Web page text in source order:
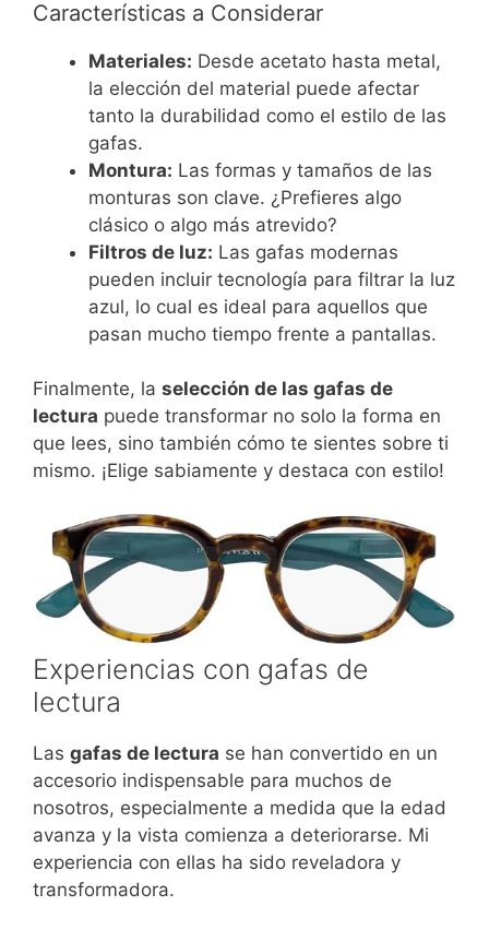
Características a Considerar
Materiales: Desde acetato hasta metal,
la elección del material puede afectar
tanto la durabilidad como el estilo de las
gafas.
Montura: Las formas y tamaños de las
monturas son clave. ¿Prefieres algo
clásico o algo más atrevido?
Filtros de luz: Las gafas modernas
pueden incluir tecnología para filtrar la luz
azul, lo cual es ideal para aquellos que
pasan mucho tiempo frente a pantallas.
Finalmente, la selección de las gafas de
lectura puede transformar no solo la forma en
que lees, sino también cómo te sientes sobre ti
mismo. ¡Elige sabiamente y destaca con estilo!
Experiencias con gafas de
lectura
Las gafas de lectura se han convertido en un
accesorio indispensable para muchos de
nosotros, especialmente a medida que la edad
avanza y la vista comienza a deteriorarse. Mi
experiencia con ellas ha sido reveladora y
transformadora.